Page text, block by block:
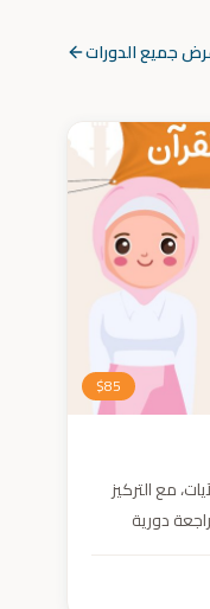
جميع الدورات
$85
مع التركيز
دورية